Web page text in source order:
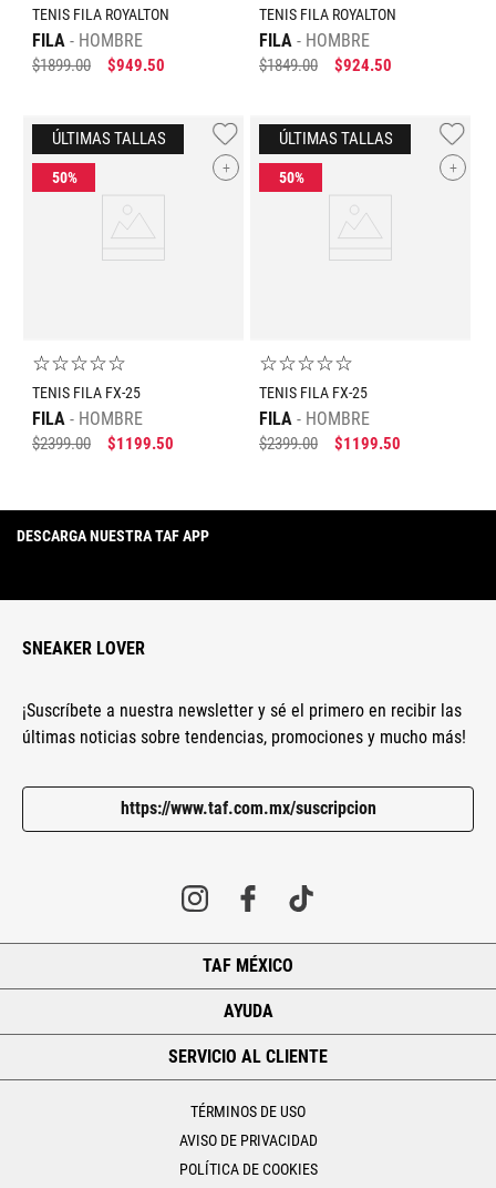
TENIS FILA ROYALTON
FILA HOMBRE
$1899.00 $949.50
TENIS FILA ROYALTON
FILA HOMBRE
$1849.00 $924.50
+
☆☆☆☆☆
TENIS FILA FX-25
FILA HOMBRE
$2399.00 $1199.50
+
☆☆☆☆☆
TENIS FILA FX-25
FILA HOMBRE
$2399.00 $1199.50
DESCARGA NUESTRA TAF APP
SNEAKER LOVER
¡Suscríbete a nuestra newsletter y sé el primero en recibir las
últimas noticias sobre tendencias, promociones y mucho más!
https://www.taf.com.mx/suscripcion
TAF MÉXICO
AYUDA
SERVICIO AL CLIENTE
TÉRMINOS DE USO
AVISO DE PRIVACIDAD
POLÍTICA DE COOKIES